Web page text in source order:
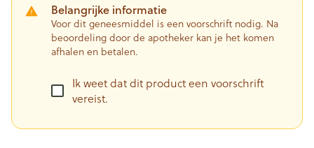
Belangrijke informatie
Voor dit geneesmiddel is een voorschrift nodig. Na
beoordeling door de apotheker kan je het komen
afhalen en betalen.
Ik weet dat dit product een voorschrift
vereist.